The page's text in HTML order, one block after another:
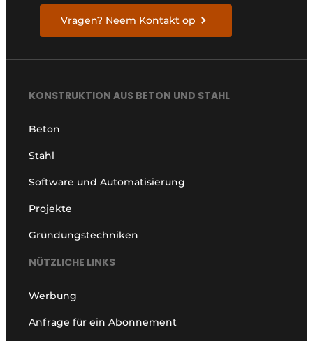
Vragen? Neem Kontakt op
KONSTRUKTION AUS BETON UND STAHL
Beton
Stahl
Software und Automatisierung
Projekte
Gründungstechniken
NÜTZLICHE LINKS
Werbung
Anfrage für ein Abonnement